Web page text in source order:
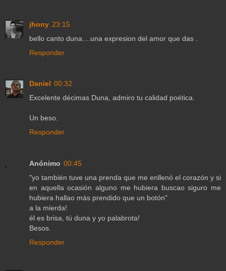
jhony 23:15
bello canto duna....una expresion del amor que das .
Responder
Daniel 00:32
Excelente décimas Duna, admiro tu calidad poética.
Un beso.
Responder
Anónimo 00:45
"yo también tuve una prenda que me enllenó el corazón y si
en aquella ocasión alguno me hubiera buscao siguro me
hubiera hallao más prendido que un botón"
a la mierda!
él es brisa, tú duna y yo palabrota!
Besos.
Responder